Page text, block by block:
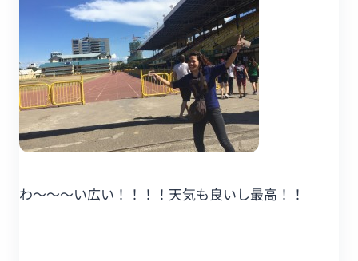
わ～～～い広い！！！！天気も良いし最高！！